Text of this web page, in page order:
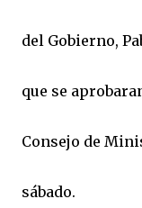
del Gobierno,
que se
Consejo de
sábado.